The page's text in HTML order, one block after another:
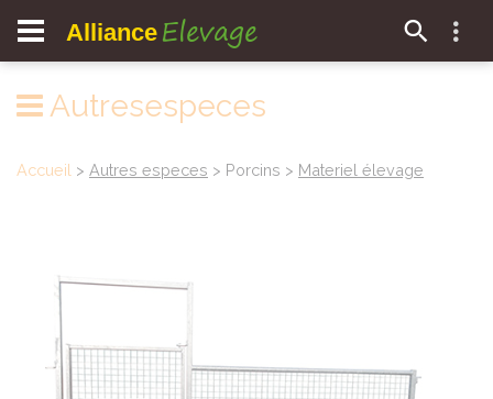
Alliance Elevage
Autresespeces
Accueil > Autres especes > Porcins > Materiel élevage